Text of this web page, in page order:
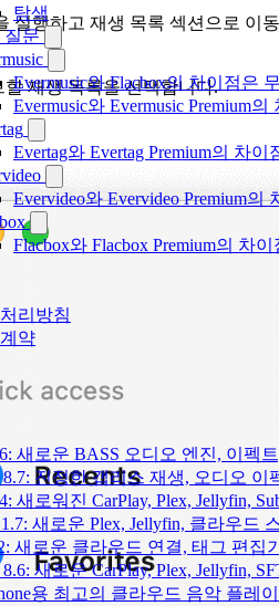
탐색
질문
Evermusic와 Flacbox의 차이점은
Evermusic와 Evermusic Premium의
Evertag와 Evertag Premium의 차
Evervideo와 Evervideo Premium의
Flacbox와 Flacbox Premium의 차
리방침
약
새로운 BASS 오디오 엔진, 이펙
8.7: 진정한 갭리스 재생, 오디오
새로워진 CarPlay, Plex, Jellyfin,
1.7: 새로운 Plex, Jellyfin, 클라우드
새로운 클라우드 연결, 태그 편집
8.6: 새로운 CarPlay, Plex, Jellyfin,
용 최고의 클라우드 음악 플레
실행하고 재생 목록 섹션으로 이동
할 재생 목록을 선택합니다.